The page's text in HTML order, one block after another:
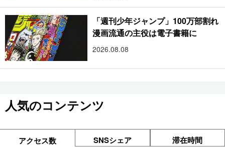
「週刊少年ジャンプ」100万部割れ
漫画流通の主役は電子書籍に
2026.08.08
人気のコンテンツ
アクセス数 SNSシェア 滞在時間